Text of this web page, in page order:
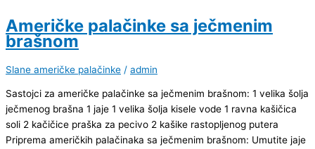
Američke palačinke sa ječmenim
brašnom
Slane američke palačinke / admin
Sastojci za američke palačinke sa ječmenim brašnom: 1 velika šolja
ječmenog brašna 1 jaje 1 velika šolja kisele vode 1 ravna kašičica
soli 2 kačičice praška za pecivo 2 kašike rastopljenog putera
Priprema američkih palačinaka sa ječmenim brašnom: Umutite jaje